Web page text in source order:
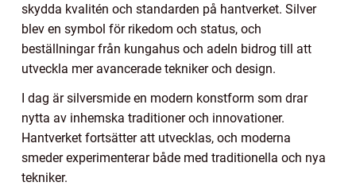
skydda kvalitén och standarden på hantverket. Silver
blev en symbol för rikedom och status, och
beställningar från kungahus och adeln bidrog till att
utveckla mer avancerade tekniker och design.
I dag är silversmide en modern konstform som drar
nytta av inhemska traditioner och innovationer.
Hantverket fortsätter att utvecklas, och moderna
smeder experimenterar både med traditionella och nya
tekniker.